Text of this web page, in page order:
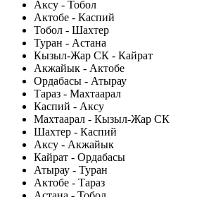
Аксу - Тобол
Актобе - Каспий
Тобол - Шахтер
Туран - Астана
Кызыл-Жар СК - Кайрат
Акжайык - Актобе
Ордабасы - Атырау
Тараз - Махтаарал
Каспий - Аксу
Махтаарал - Кызыл-Жар СК
Шахтер - Каспий
Аксу - Акжайык
Кайрат - Ордабасы
Атырау - Туран
Актобе - Тараз